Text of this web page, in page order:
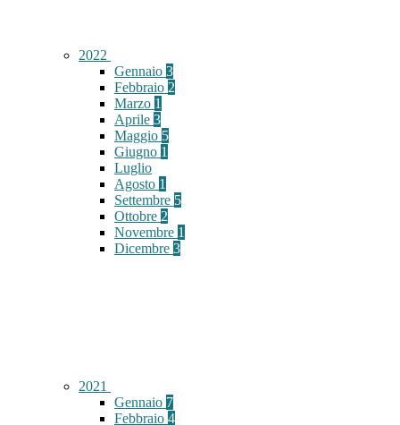
2022
Gennaio 3
Febbraio 2
Marzo 1
Aprile 3
Maggio 5
Giugno 1
Luglio
Agosto 1
Settembre 5
Ottobre 2
Novembre 1
Dicembre 3
2021
Gennaio 7
Febbraio 4